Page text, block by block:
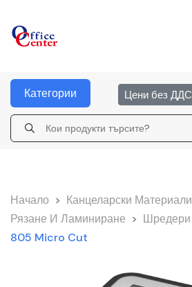
Категории Цени без ДДС
Начало > Канцеларски Материали
Рязане И Ламиниране > Шредери
805 Micro Cut